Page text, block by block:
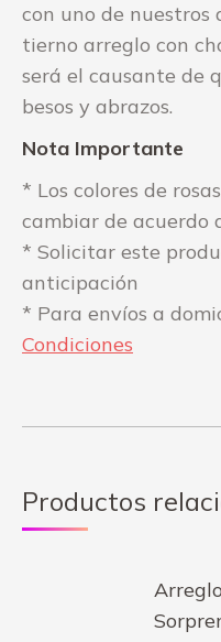
con uno de nuestros
tierno arreglo con
será el causante de
besos y abrazos.
Nota Importante
* Los colores de
cambiar de acuerdo
* Solicitar este
anticipación
* Para envíos a
Condiciones
Productos